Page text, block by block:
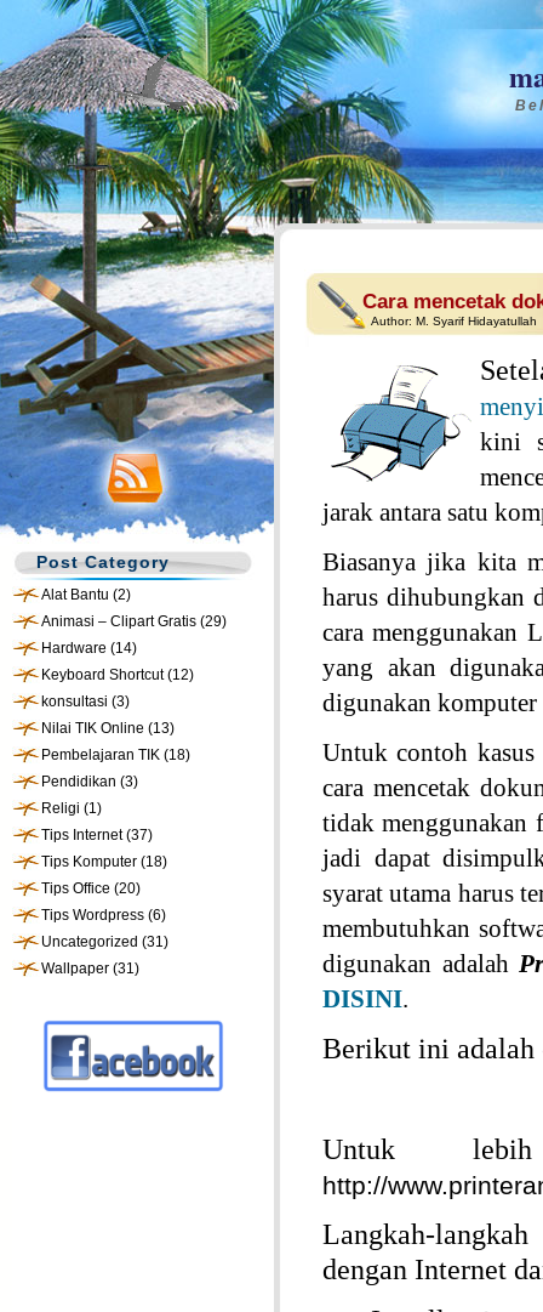
Post Category
Alat Bantu (2)
Animasi – Clipart Gratis (29)
Hardware (14)
Keyboard Shortcut(12)
konsultasi (3)
Nilai TIK Online (13)
Pembelajaran TIK (18)
Pendidikan (3)
Religi (1)
Tips Internet(37)
Tips Komputer (18)
Tips Office (20)
Tips Wordpress (6)
Uncategorized (31)
Wallpaper (31)
Cara mencetak
Author: M. Syarif Hidayatullah
kini
jarak antara satu
Biasanya jika kita
harus dihubungkan
cara menggunakan
yang akan
digunakan
Untuk contoh kasus
cara mencetak
tidak menggunakan
jadi dapat
syarat utama harus
membutuhkan
digunakan adalah
DISINI.
Berikut ini
Untuk
http://
Langkah-
dengan Internet